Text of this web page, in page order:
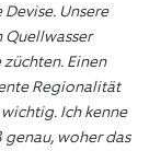
Unsere
Quellwasser
Einen
Regionalität
Ich kenne
woher das